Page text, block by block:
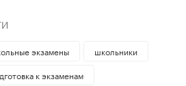
экзамены
школьники
к экзаменам